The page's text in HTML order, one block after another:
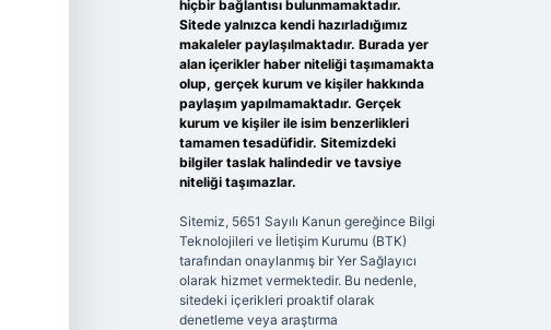
hiçbir bağlantısı bulunmamaktadır.
Sitede yalnızca kendi hazırladığımız
makaleler paylaşılmaktadır. Burada yer
alan içerikler haber niteliği taşımamakta
olup, gerçek kurum ve kişiler hakkında
paylaşım yapılmamaktadır. Gerçek
kurum ve kişiler ile isim benzerlikleri
tamamen tesadüfidir. Sitemizdeki
bilgiler taslak halindedir ve tavsiye
niteliği taşımazlar.
Sitemiz, 5651 Sayılı Kanun gereğince Bilgi
Teknolojileri ve İletişim Kurumu (BTK)
tarafından onaylanmış bir Yer Sağlayıcı
olarak hizmet vermektedir. Bu nedenle,
sitedeki içerikleri proaktif olarak
denetleme veya araştırma